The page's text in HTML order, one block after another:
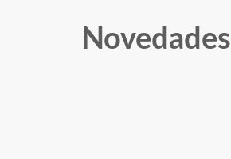
Novedades